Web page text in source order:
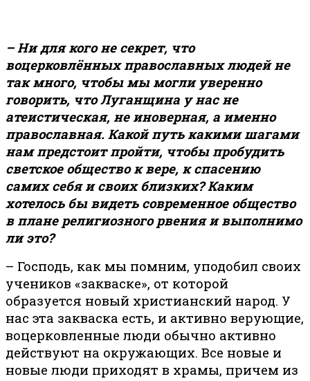
– Ни для кого не секрет, что
воцерковлённых православных людей не
так много, чтобы мы могли уверенно
говорить, что Луганщина у нас не
атеистическая, не иноверная, а именно
православная. Какой путь какими шагами
нам предстоит пройти, чтобы пробудить
светское общество к вере, к спасению
самих себя и своих близких? Каким
хотелось бы видеть современное общество
в плане религиозного рвения и выполнимо
ли это?
– Господь, как мы помним, уподобил своих
учеников «закваске», от которой
образуется новый христианский народ. У
нас эта закваска есть, и активно верующие,
воцерковленные люди обычно активно
действуют на окружающих. Все новые и
новые люди приходят в храмы, причем из